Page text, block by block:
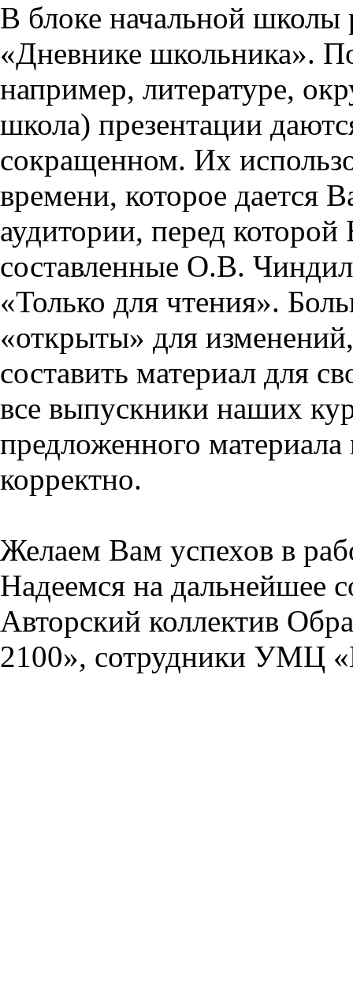
В блоке начальной школы
«Дневнике школьника».
например, литературе,
школа) презентации
сокращенном. Их
времени, которое дается
аудитории, перед
составленные О.В.
«Только для чтения».
«открыты» для
составить материал для
все выпускники наших
предложенного
корректно.
Желаем Вам успехов в
Надеемся на дальнейшее
Авторский коллектив
2100», сотрудники УМЦ